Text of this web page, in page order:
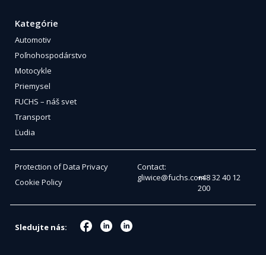
Kategórie
Automotiv
Poľnohospodárstvo
Motocykle
Priemysel
FUCHS – náš svet
Transport
Ľudia
Protection of Data Privacy
Cookie Policy
Contact:
gliwice@fuchs.com+48 32 40 12
200
Sledujte nás: